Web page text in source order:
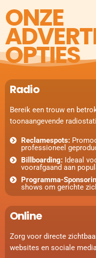
ONZE
OPTIES
Radio
Bereik een trouw en
toonaangevende
Reclamespots:
professioneel
Billboarding:Ideaal
voorafgaand aan
Programma-
shows om gerichte
Online
Zorg voor directe
websites en sociale